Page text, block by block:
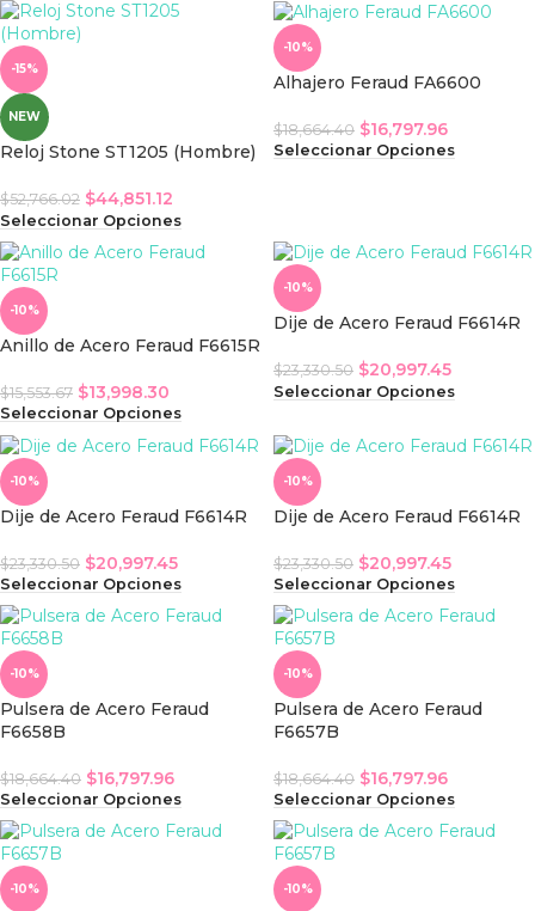
-15%
NEW
Reloj Stone ST1205 (Hombre)
$52,766.02 $44,851.12
Seleccionar Opciones
-10%
Alhajero Feraud FA6600
$18,664.40 $16,797.96
Seleccionar Opciones
-10%
Anillo de Acero Feraud F6615R
$15,553.67 $13,998.30
Seleccionar Opciones
-10%
Dije de Acero Feraud F6614R
$23,330.50 $20,997.45
Seleccionar Opciones
-10%
Dije de Acero Feraud F6614R
$23,330.50 $20,997.45
Seleccionar Opciones
-10%
Dije de Acero Feraud F6614R
$23,330.50 $20,997.45
Seleccionar Opciones
-10%
Pulsera de Acero Feraud
F6658B
$18,664.40 $16,797.96
Seleccionar Opciones
-10%
Pulsera de Acero Feraud
F6657B
$18,664.40 $16,797.96
Seleccionar Opciones
-10% -10%